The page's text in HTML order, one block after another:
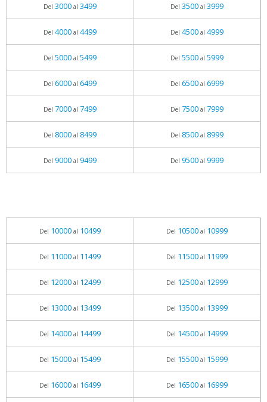
Del 3000al 3499 Del 3500al 3999
Del 4000al 4499 Del 4500al 4999
Del 5000al 5499 Del 5500al 5999
Del 6000al 6499 Del 6500al 6999
Del 7000al 7499 Del 7500al 7999
Del 8000al 8499 Del 8500al 8999
Del 9000al 9499 Del 9500al 9999
Del 10000al 10499 Del 10500al 10999
Del 11000al 11499 Del 11500al 11999
Del 12000al 12499 Del 12500al 12999
Del 13000al 13499 Del 13500al 13999
Del 14000al 14499 Del 14500al 14999
Del 15000al 15499 Del 15500al 15999
Del 16000al 16499 Del 16500al 16999